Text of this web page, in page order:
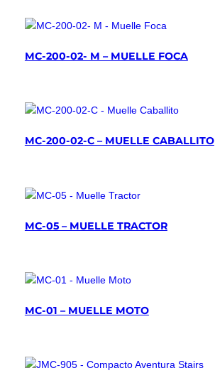
MC-200-02- M – MUELLE FOCA
MC-200-02-C – MUELLE CABALLITO
MC-05 – MUELLE TRACTOR
MC-01 – MUELLE MOTO